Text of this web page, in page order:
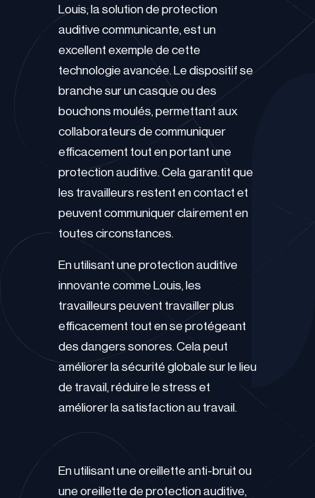
Louis, la solution de protection
auditive communicante, est un
excellent exemple de cette
technologie avancée. Le dispositif se
branche sur un casque ou des
bouchons moulés, permettant aux
collaborateurs de communiquer
efficacement tout en portant une
protection auditive. Cela garantit que
les travailleurs restent en contact et
peuvent communiquer clairement en
toutes circonstances.
En utilisant une protection auditive
innovante comme Louis, les
travailleurs peuvent travailler plus
efficacement tout en se protégeant
des dangers sonores. Cela peut
améliorer la sécurité globale sur le lieu
de travail, réduire le stress et
améliorer la satisfaction au travail.
En utilisant une oreillette anti-bruit ou
une oreillette de protection auditive,